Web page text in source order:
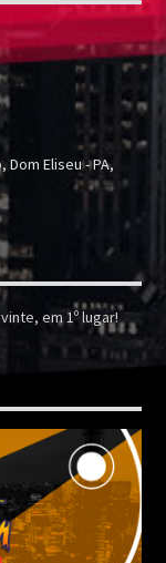
Dom Eliseu - PA,
em 1º lugar!